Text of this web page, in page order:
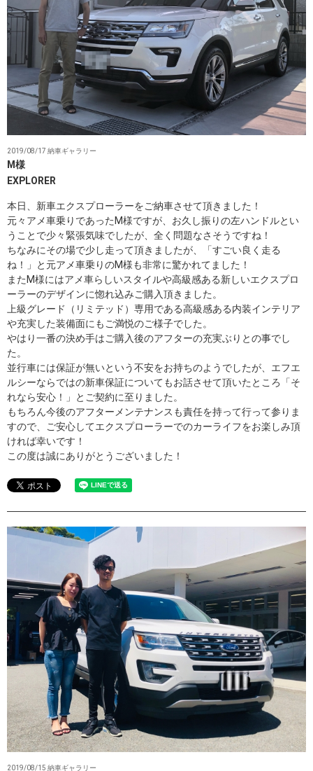
2019/08/17 納車ギャラリー
M様
EXPLORER
本日、新車エクスプローラーをご納車させて頂きました！
元々アメ車乗りであったM様ですが、お久し振りの左ハンドルとい
うことで少々緊張気味でしたが、全く問題なさそうですね！
ちなみにその場で少し走って頂きましたが、「すごい良く走る
ね！」と元アメ車乗りのM様も非常に驚かれてました！
またM様にはアメ車らしいスタイルや高級感ある新しいエクスプロ
ーラーのデザインに惚れ込みご購入頂きました。
上級グレード（リミテッド）専用である高級感ある内装インテリア
や充実した装備面にもご満悦のご様子でした。
やはり一番の決め手はご購入後のアフターの充実ぶりとの事でし
た。
並行車には保証が無いという不安をお持ちのようでしたが、エフエ
ルシーならではの新車保証についてもお話させて頂いたところ「そ
れなら安心！」とご契約に至りました。
もちろん今後のアフターメンテナンスも責任を持って行って参りま
すので、ご安心してエクスプローラーでのカーライフをお楽しみ頂
ければ幸いです！
この度は誠にありがとうございました！
2019/08/15 納車ギャラリー